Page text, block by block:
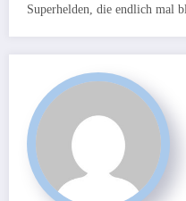
Superhelden, die endlich mal